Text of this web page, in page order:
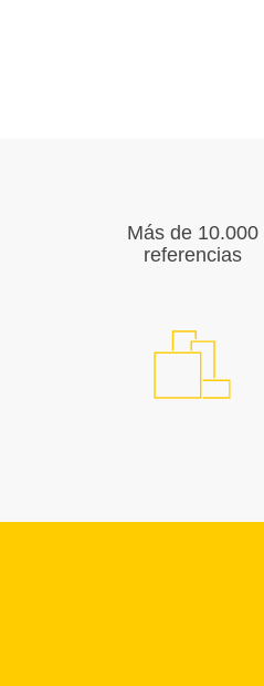
Más de 10.000
referencias